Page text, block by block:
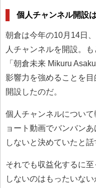
個人チャンネル開設
朝倉は今年の10月14日
人チャンネルを開設。
「朝倉未来 Mikuru
影響力を強めることを
開設したのだ。
個人チャンネルについ
ョート動画でバンバン
しないと決めていたと話
それでも収益化するに
しないのはもったいな